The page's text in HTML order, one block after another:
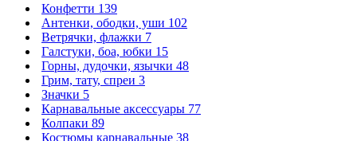
Конфетти 139
Антенки, ободки, уши 102
Ветрячки, флажки 7
Галстуки, боа, юбки 15
Горны, дудочки, язычки 48
Грим, тату, спреи 3
Значки 5
Карнавальные аксессуары 77
Колпаки 89
Костюмы карнавальные 38